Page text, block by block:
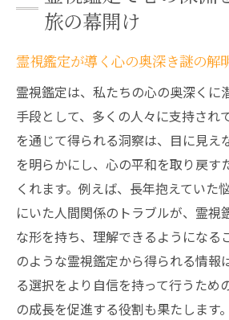
霊視鑑定の旅がもたらす
心の真実を解き明かす霊視鑑定
霊視鑑定が心の真実に迫る
霊視鑑定の魅力とは？そ
心の真実を知ることで得
霊視鑑定で心の真実を明
霊視鑑定を通じて心の奥
心の真実を解き明かす霊
霊視鑑定を通じて漠然とした
方法
漠然とした不安を霊視鑑定
霊視鑑定が不安の本質を浮
旅の幕開け
霊視鑑定が導く心の奥深き謎の解
霊視鑑定は、私たちの心の奥深くに
手段として、多くの人々に支持され
を通じて得られる洞察は、目に見え
を明らかにし、心の平和を取り戻す
くれます。例えば、長年抱えていた
にいた人間関係のトラブルが、霊視
な形を持ち、理解できるようになる
のような霊視鑑定から得られる情報
る選択をより自信を持って行うため
の成長を促進する役割も果たします。